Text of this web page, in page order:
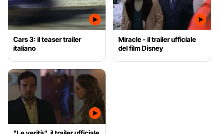
Cars 3: il teaser trailer
italiano
Miracle - il trailer ufficiale
del film Disney